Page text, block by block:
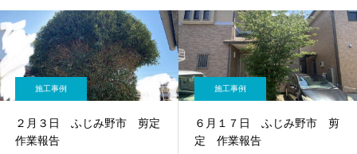
施工事例
２月３日 ふじみ野市 剪定
作業報告
施工事例
６月１７日 ふじみ野市 剪
定 作業報告